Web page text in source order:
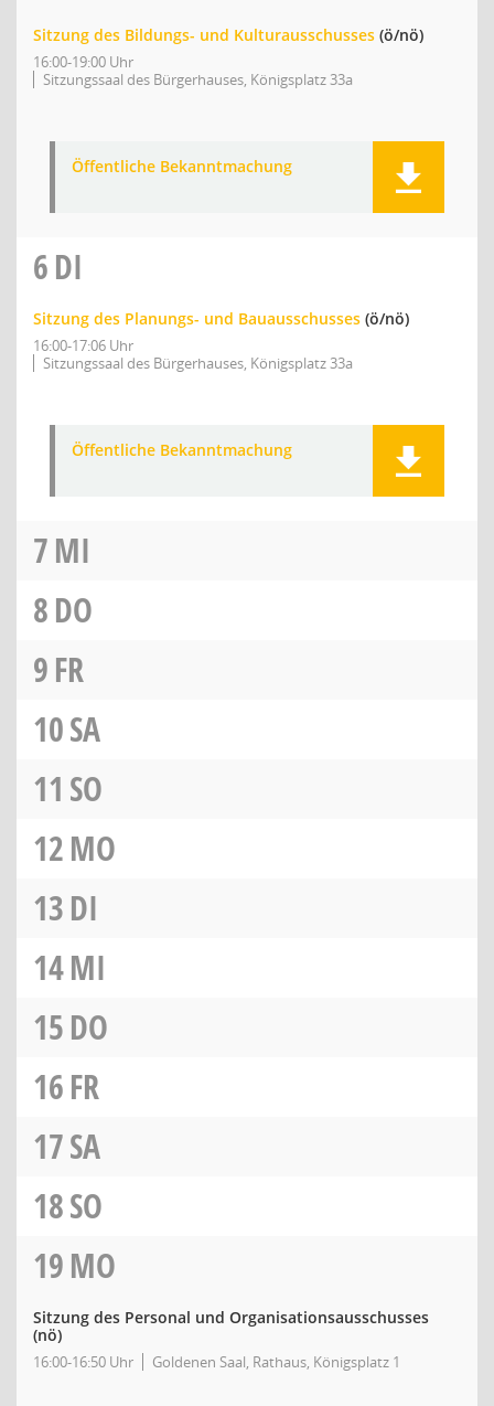
Sitzung des Bildungs- und Kulturausschusses (ö/nö)
16:00-19:00 Uhr
Sitzungssaal des Bürgerhauses, Königsplatz 33a
Öffentliche Bekanntmachung
6DI
Sitzung des Planungs- und Bauausschusses (ö/nö)
16:00-17:06 Uhr
Sitzungssaal des Bürgerhauses, Königsplatz 33a
Öffentliche Bekanntmachung
7MI
8DO
9FR
10SA
11 SO
12MO
13DI
14MI
15DO
16FR
17SA
18SO
19MO
Sitzung des Personal und Organisationsausschusses
(nö)
16:00-16:50 Uhr Goldenen Saal, Rathaus, Königsplatz 1